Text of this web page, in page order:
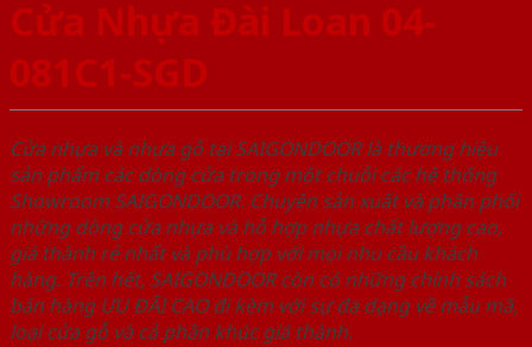
Cửa Nhựa Đài Loan 04-
081C1-SGD
Cửa nhựa và nhựa gỗ tại SAIGONDOOR là thương hiệu
sản phẩm các dòng cửa trong một chuỗi các hệ thống
Showroom SAIGONDOOR. Chuyên sản xuất và phân phối
những dòng cửa nhựa và hỗ hợp nhựa chất lượng cao,
giá thành rẻ nhất và phù hợp với mọi nhu cầu khách
hàng. Trên hết, SAIGONDOOR còn có những chính sách
bán hàng ƯU ĐÃI CAO đi kèm với sự đa dạng về mẫu mã,
loại cửa gỗ và cả phân khúc giá thành.